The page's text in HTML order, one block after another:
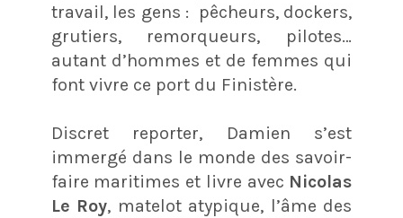
travail, les gens : pêcheurs, dockers,
grutiers, remorqueurs, pilotes…
autant d’hommes et de femmes qui
font vivre ce port du Finistère.
Discret reporter, Damien s’est
immergé dans le monde des savoir-
faire maritimes et livre avec Nicolas
Le Roy, matelot atypique, l’âme des